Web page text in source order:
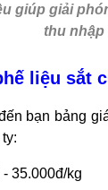
giúp giải
thu nhập
liệu sắt
bạn bảng
35.000đ/kg